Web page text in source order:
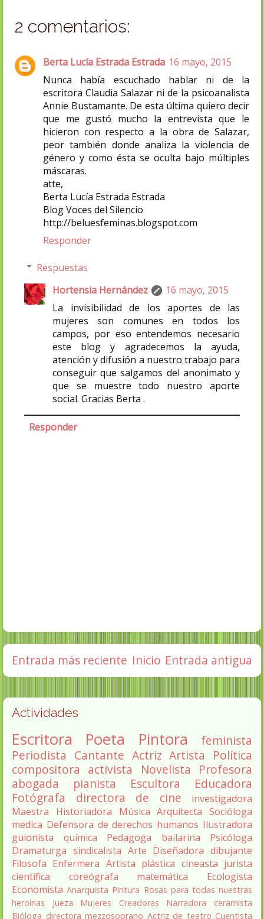
2 comentarios:
Berta Lucía Estrada Estrada 16 mayo, 2015
Nunca había escuchado hablar ni de la
escritora Claudia Salazar ni de la psicoanalista
Annie Bustamante. De esta última quiero decir
que me gustó mucho la entrevista que le
hicieron con respecto a la obra de Salazar,
peor también donde analiza la violencia de
género y como ésta se oculta bajo múltiples
máscaras.
atte,
Berta Lucía Estrada Estrada
Blog Voces del Silencio
http://beluesfeminas.blogspot.com
Responder
Respuestas
Hortensia Hernández
16 mayo, 2015
La invisibilidad de los aportes de las
mujeres son comunes en todos los
campos, por eso entendemos necesario
este blog y agradecemos la ayuda,
atención y difusión a nuestro trabajo para
conseguir que salgamos del anonimato y
que se muestre todo nuestro aporte
social. Gracias Berta .
Responder
Entrada más reciente Entrada antigua
Inicio
Actividades
Escritora Poeta Pintora
feminista
Periodista Cantante Actriz Artista
Política
compositora activista Novelista
Profesora
abogada
pianista Escultora
Educadora
Fotógrafa
directora de cine
investigadora
Maestra
Historiadora Música Arquitecta Socióloga
medica Defensora de derechos humanos Ilustradora
guionista
química Pedagoga bailarina
Psicóloga
Dramaturga sindicalista Arte Diseñadora dibujante
Filosofa Enfermera Artista plástica cineasta jurista
científica
coreógrafa matemática
Ecologista
Economista Anarquista Pintura Rosas para todas nuestras
heroínas
Jueza Mujeres Creadoras Narradora
ceramista
Bióloga directora mezzosoprano Actriz de teatro Cuentista